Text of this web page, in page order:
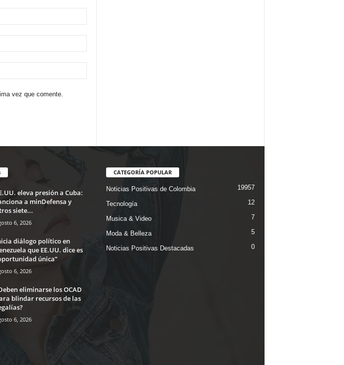
vez que comente.
eleva presión a Cuba:
a minDefensa y
siete...
6, 2026
diálogo político en
que EE.UU. dice es
única”
6, 2026
eliminarse los OCAD
blindar recursos de las
6, 2026
CATEGORÍA POPULAR
Noticias Positivas de Colombia 19957
Tecnología 12
Musica & Video 7
Moda & Belleza 5
Noticias Positivas Destacadas 0